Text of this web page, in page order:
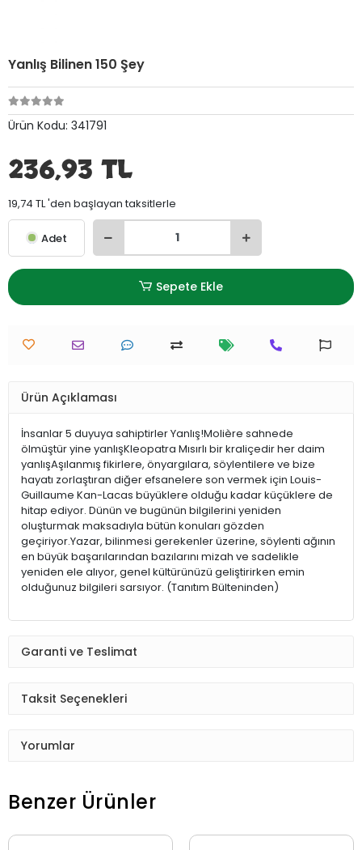
Yanlış Bilinen 150 Şey
Ürün Kodu: 341791
236,93 TL
19,74 TL 'den başlayan taksitlerle
Adet
Sepete Ekle
Ürün Açıklaması
İnsanlar 5 duyuya sahiptirler Yanlış!Molière sahnede
ölmüştür yine yanlışKleopatra Mısırlı bir kraliçedir her daim
yanlışAşılanmış fikirlere, önyargılara, söylentilere ve bize
hayatı zorlaştıran diğer efsanelere son vermek için Louis-
Guillaume Kan-Lacas büyüklere olduğu kadar küçüklere de
hitap ediyor. Dünün ve bugünün bilgilerini yeniden
oluşturmak maksadıyla bütün konuları gözden
geçiriyor.Yazar, bilinmesi gerekenler üzerine, söylenti ağının
en büyük başarılarından bazılarını mizah ve sadelikle
yeniden ele alıyor, genel kültürünüzü geliştirirken emin
olduğunuz bilgileri sarsıyor. (Tanıtım Bülteninden)
Garanti ve Teslimat
Taksit Seçenekleri
Yorumlar
Benzer Ürünler